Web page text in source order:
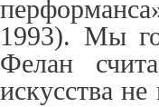
1993). Мы
Фелан
искусстване